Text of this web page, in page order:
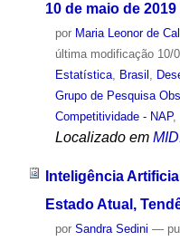
10 de maio de 2019
por Maria Leonor de
última modificação10/
Estatística, Brasil ,
Grupo de Pesquisa
Competitividade - NAP,
Localizado em
Inteligência
Estado Atual,
por Sandra Sedini —